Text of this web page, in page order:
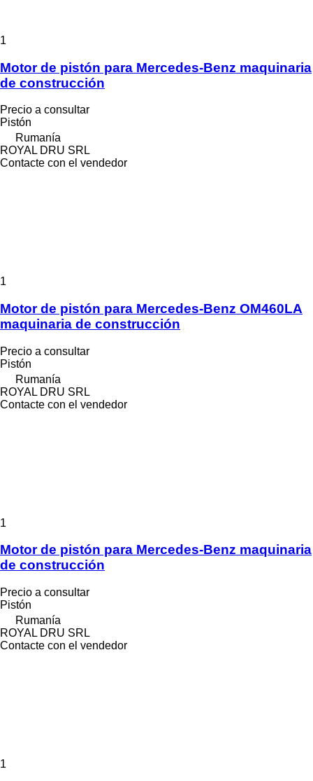
1
Motor de pistón para Mercedes-Benz maquinaria
de construcción
Precio a consultar
Pistón
Rumanía
ROYAL DRU SRL
Contacte con el vendedor
1
Motor de pistón para Mercedes-Benz OM460LA
maquinaria de construcción
Precio a consultar
Pistón
Rumanía
ROYAL DRU SRL
Contacte con el vendedor
1
Motor de pistón para Mercedes-Benz maquinaria
de construcción
Precio a consultar
Pistón
Rumanía
ROYAL DRU SRL
Contacte con el vendedor
1